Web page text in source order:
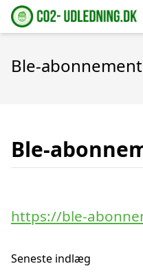
Ble-
Ble-
https://ble-
Seneste indlæg